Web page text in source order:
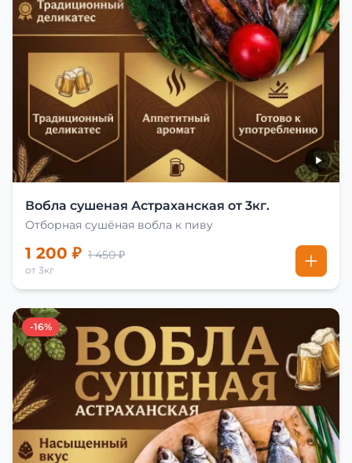
Вобла сушеная Астраханская от 3кг.
Отборная сушёная вобла к пиву
1 200 ₽ 1 450 ₽
от 3кг
-16%